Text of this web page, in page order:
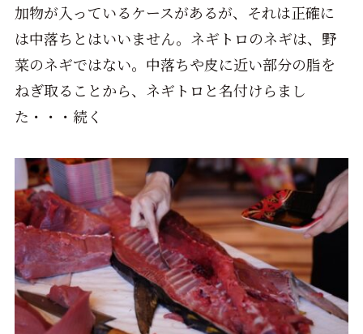
加物が入っているケースがあるが、それは正確に
は中落ちとはいいません。ネギトロのネギは、野
菜のネギではない。中落ちや皮に近い部分の脂を
ねぎ取ることから、ネギトロと名付けらまし
た・・・続く